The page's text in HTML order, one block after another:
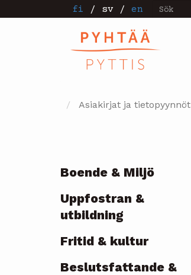
till
fi / sv / en Sök
Asiakirjat ja tietopyynnöt
Päävalikko
Boende & Miljö
Uppfostran &
utbildning
Fritid & kultur
Beslutsfattande &